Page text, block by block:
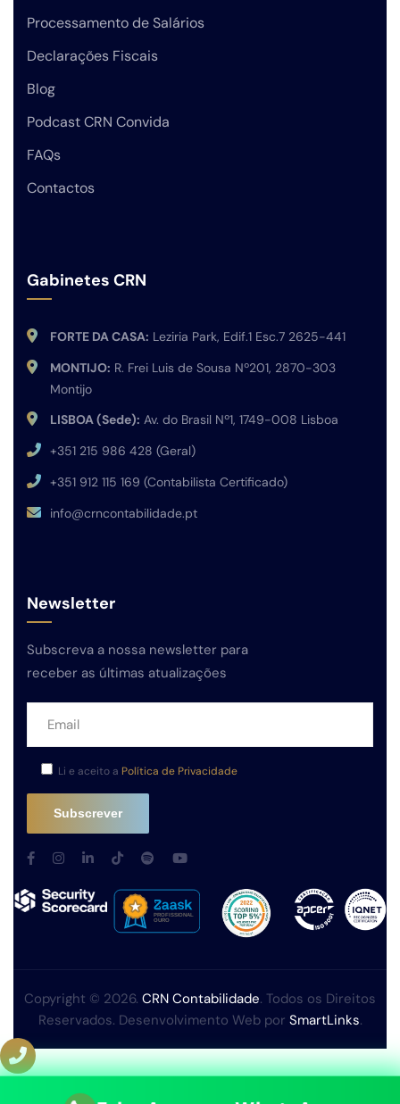
Processamento de Salários
Declarações Fiscais
Blog
Podcast CRN Convida
FAQs
Contactos
Gabinetes CRN
FORTE DA CASA: Leziria Park, Edif.1 Esc.7 2625-441
MONTIJO: R. Frei Luis de Sousa Nº201, 2870-303
Montijo
LISBOA (Sede): Av. do Brasil Nº1, 1749-008 Lisboa
+351 215 986 428 (Geral)
+351 912 115 169 (Contabilista Certificado)
info@crncontabilidade.pt
Newsletter
Subscreva a nossa newsletter para
receber as últimas atualizações
Li e aceito a Política de Privacidade
Copyright © 2026. CRN Contabilidade. Todos os Direitos
Reservados. Desenvolvimento Web por SmartLinks.